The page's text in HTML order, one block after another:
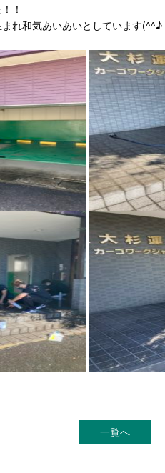
！
れ和気あいあいとしています(^^♪
一覧へ